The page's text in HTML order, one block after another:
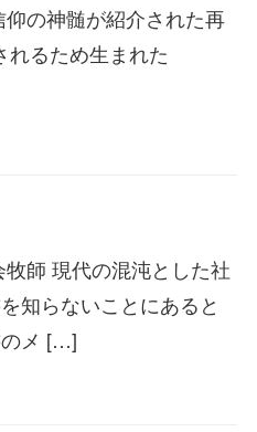
の神髄が紹介された再
れるため生まれた
師 現代の混沌とした社
知らないことにあると
のメ […]